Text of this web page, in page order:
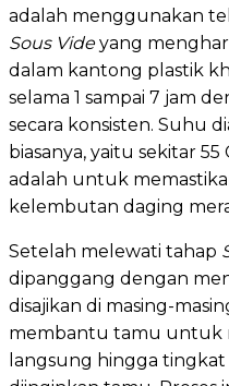
adalah menggunakan
Sous Videyang
dalam kantong plastik
selama 1 sampai 7 jam
secara konsisten. Suhu
biasanya, yaitu sekitar
adalah untuk
kelembutan daging
Setelah melewati tahap
dipanggang dengan
disajikan di masing-
membantu tamu untuk
langsung hingga